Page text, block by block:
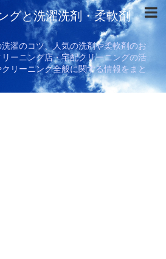
グと洗濯洗剤・柔軟剤
濯のコツ、人気の洗剤や柔軟剤のお
ーニング店・宅配クリーニングの活
リーニング全般に関する情報をまと